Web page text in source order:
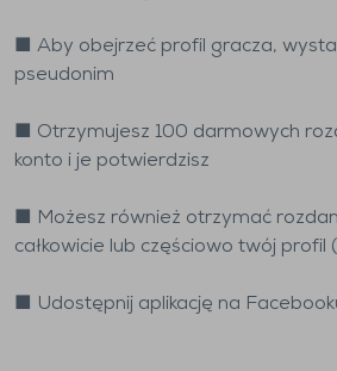
■ Aby obejrzeć profil gracza,
pseudonim
■ Otrzymujesz 100 darmowych
konto i je potwierdzisz
■ Możesz również otrzymać
całkowicie lub częściowo twój profil
■ Udostępnij aplikację na